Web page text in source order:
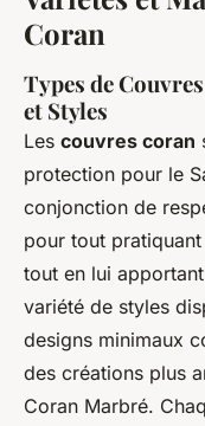
Coran
Types de
et Styles
Les couvres coran
protection pour le
conjonction de
pour tout
tout en lui
variété de styles
designs minimaux
des créations plus
Coran Marbré.